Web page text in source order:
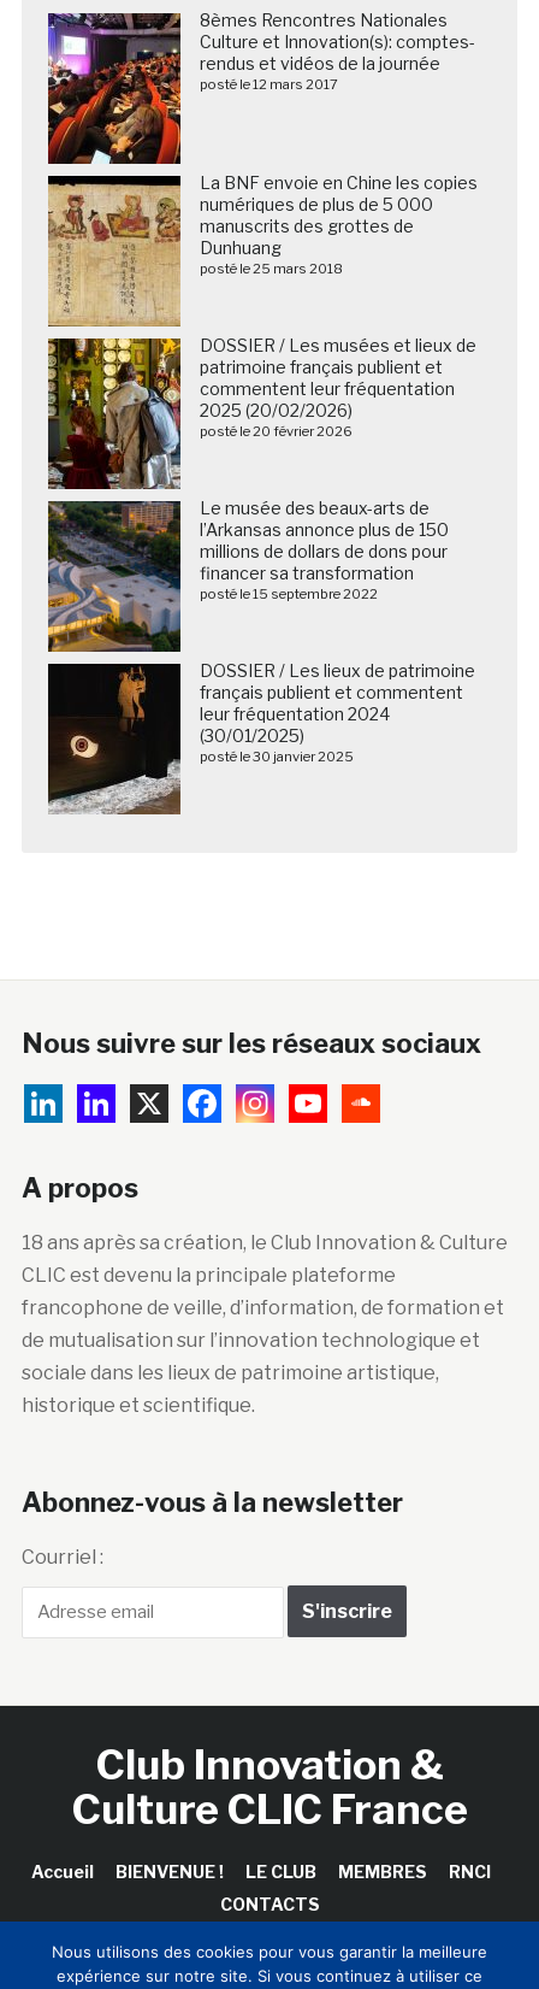
8èmes Rencontres Nationales
Culture et Innovation(s): comptes-
rendus et vidéos de la journée
posté le 12 mars 2017
La BNF envoie en Chine les copies
numériques de plus de 5 000
manuscrits des grottes de
Dunhuang
posté le 25 mars 2018
DOSSIER / Les musées et lieux de
patrimoine français publient et
commentent leur fréquentation
2025 (20/02/2026)
posté le 20 février 2026
Le musée des beaux-arts de
l’Arkansas annonce plus de 150
millions de dollars de dons pour
financer sa transformation
posté le 15 septembre 2022
DOSSIER / Les lieux de patrimoine
français publient et commentent
leur fréquentation 2024
(30/01/2025)
posté le 30 janvier 2025
Nous suivre sur les réseaux sociaux
A propos
18 ans après sa création, le Club Innovation & Culture
CLIC est devenu la principale plateforme
francophone de veille, d’information, de formation et
de mutualisation sur l’innovation technologique et
sociale dans les lieux de patrimoine artistique,
historique et scientifique.
Abonnez-vous à la newsletter
Courriel :
Club Innovation &
Culture CLIC France
Accueil BIENVENUE ! LE CLUB MEMBRES
RNCI
CONTACTS
Nous utilisons des cookies pour vous garantir la meilleure
expérience sur notre site. Si vous continuez à utiliser ce